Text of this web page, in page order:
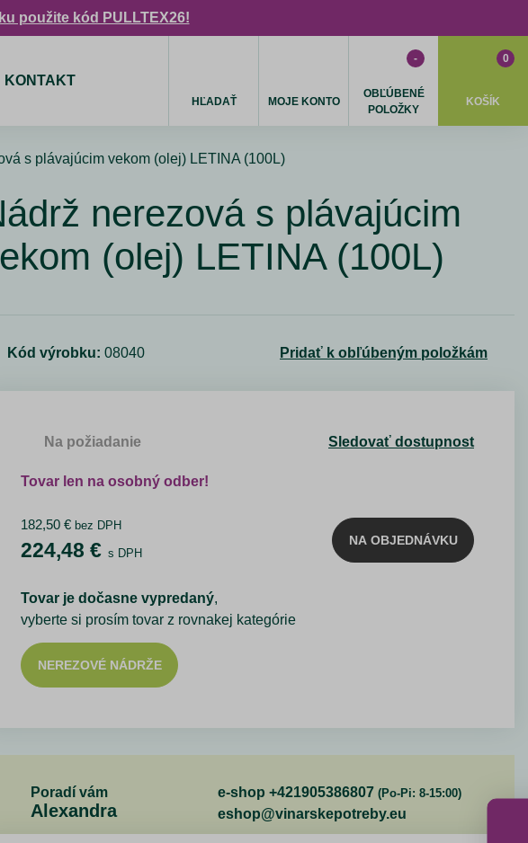
použite kód PULLTEX26!
KONTAKT
HĽADAŤ MOJE KONTO
OBĽÚBENÉ
POLOŽKY
-
KOŠÍK
0
s plávajúcim vekom (olej) LETINA (100L)
nerezová s plávajúcim
(olej) LETINA (100L)
Kód výrobku: 08040 Pridať k obľúbeným položkám
Na požiadanie Sledovať dostupnost
Tovar len na osobný odber!
182,50 € bez DPH
224,48 € s DPH
NA OBJEDNÁVKU
Tovar je dočasne vypredaný,
vyberte si prosím tovar z rovnakej kategórie
NEREZOVÉ NÁDRŽE
Poradí vám
Alexandra
e-shop +421905386807 (Po-Pi: 8-15:00)
eshop@vinarskepotreby.eu